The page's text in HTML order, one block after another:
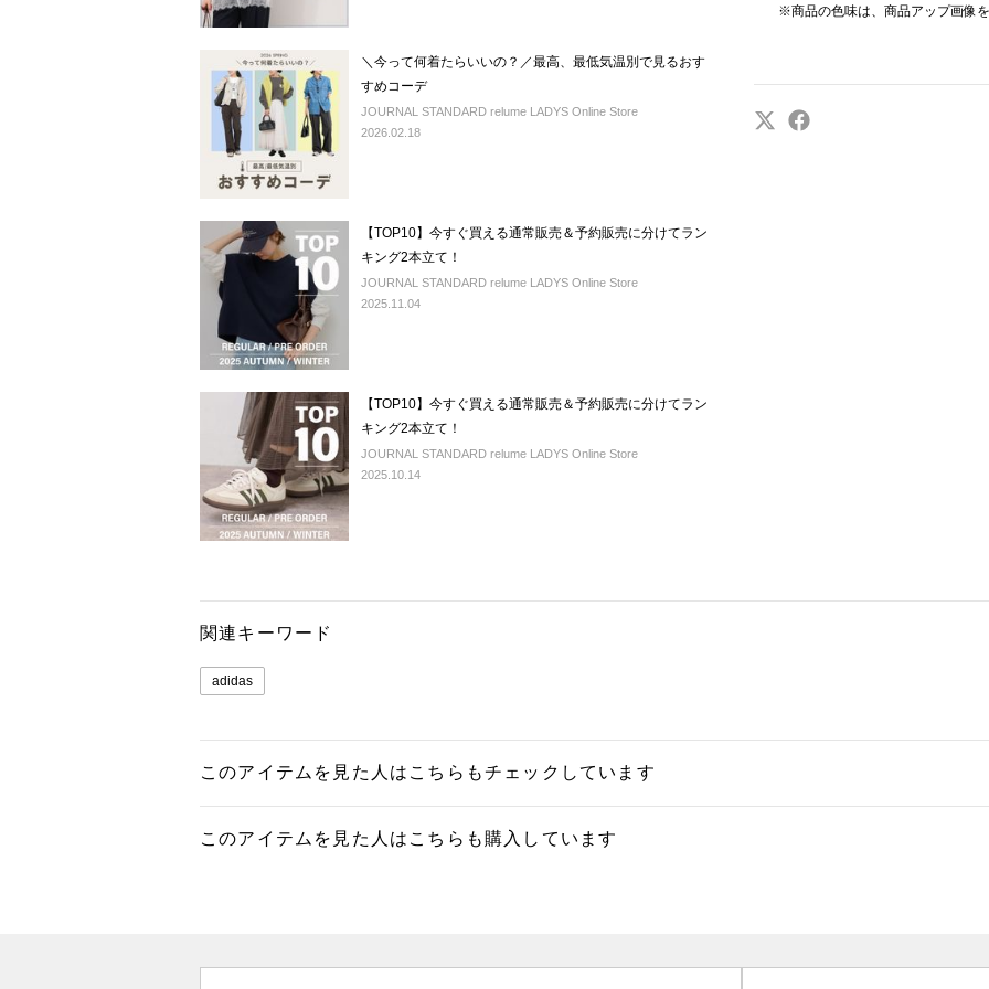
＼今って何着たらいいの？／最高、最低気温別で見るおす
すめコーデ
JOURNAL STANDARD relume LADYS Online Store
2026.02.18
【TOP10】今すぐ買える通常販売＆予約販売に分けてラン
キング2本立て！
JOURNAL STANDARD relume LADYS Online Store
2025.11.04
【TOP10】今すぐ買える通常販売＆予約販売に分けてラン
キング2本立て！
JOURNAL STANDARD relume LADYS Online Store
2025.10.14
※商品の色味は、商品アップ画像を
関連キーワード
adidas
このアイテムを見た人はこちらもチェックしています
このアイテムを見た人はこちらも購入しています